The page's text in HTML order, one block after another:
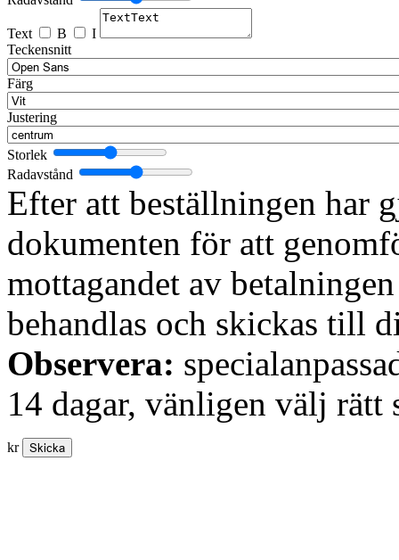
Text B
I
Teckensnitt
Färg
Justering
Storlek
Radavstånd
Efter att beställningen har
dokumenten för att
mottagandet av
behandlas och skickas till
Observera:
14 dagar, vänligen välj rätt
kr